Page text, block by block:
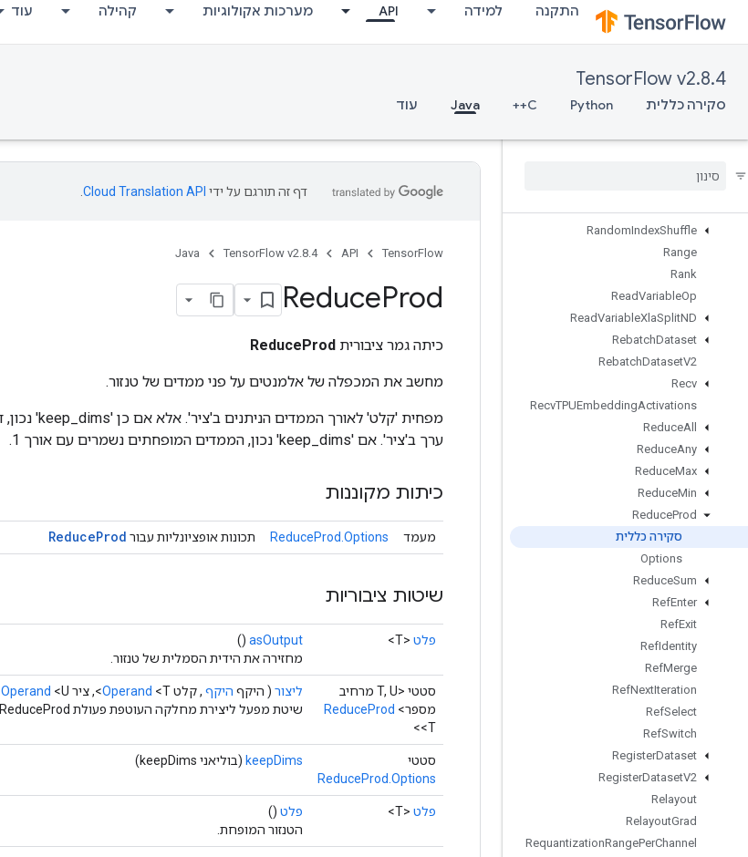
התקנה למידה API מערכות אקולוגיות קהילה עוד
TensorFlow v2.8.4
סקירה כללית Python
C++
Java עוד
RaggedFillEmptyRows
RaggedFillEmptyRowsGrad
RaggedRange
RaggedTensorFromVariant
RaggedTensorToTensor
RandomIndexShuffle
Range
Rank
ReadVariableOp
ReadVariableXlaSplitND
RebatchDataset
RebatchDatasetV2
Recv
RecvTPUEmbeddingActivations
ReduceAll
ReduceAny
ReduceMax
ReduceMin
ReduceProd
סקירה כללית
Options
ReduceSum
RefEnter
RefExit
RefIdentity
RefMerge
RefNextIteration
RefSelect
RefSwitch
RegisterDataset
RegisterDatasetV2
Relayout
RelayoutGrad
RequantizationRangePerChannel
דף זה תורגם על ידי Cloud Translation API
TensorFlow
API
TensorFlow v2.8.4
Java
ReduceProd
כיתה גמר ציבורית ReduceProd
מחשב את המכפלה של אלמנטים על פני ממדים של טנזור.
ערך ב'ציר'. אם 'keep_dims' נכון, הממדים המופחתים נשמרים עם אורך 1.
כיתות מקוננות
מעמד ReduceProd.Options תכונות אופציונליות עבור ReduceProd
שיטות ציבוריות
פלט <T>
asOutput
()
מחזירה את הידית הסמלית של טנזור.
סטטי <T, U מרחיב
מספר> ReduceProd
<T>
ליצור ( היקף היקף , קלט Operand <T>, ציר Operand <U>,
שיטת מפעל ליצירת מחלקה העוטפת פעולת ReduceProd חדשה.
סטטי
ReduceProd.Options
keepDims (בוליאני keepDims)
פלט <T> פלט ()
הטנזור המופחת.